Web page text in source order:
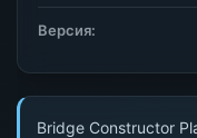
Bridge Constructor
Версия: